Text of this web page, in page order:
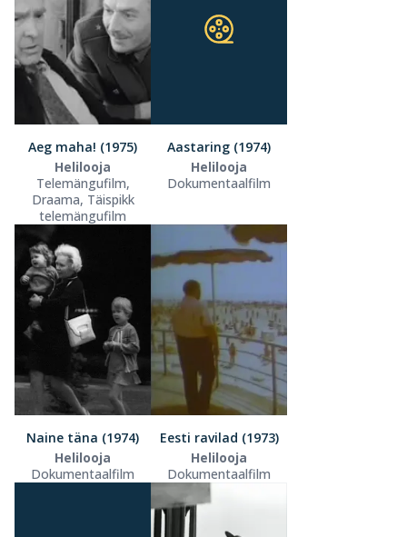
Aeg maha! (1975)
Helilooja
Telemängufilm,
Draama, Täispikk
telemängufilm
Aastaring (1974)
Helilooja
Dokumentaalfilm
Naine täna (1974)
Helilooja
Dokumentaalfilm
Eesti ravilad (1973)
Helilooja
Dokumentaalfilm